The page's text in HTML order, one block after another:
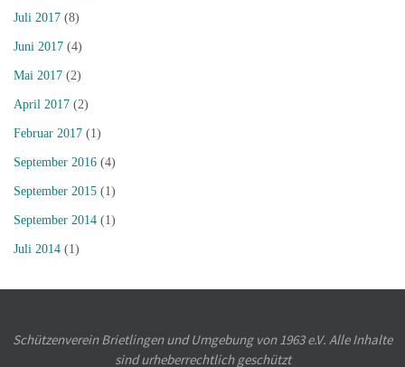
Juli 2017 (8)
Juni 2017 (4)
Mai 2017 (2)
April 2017 (2)
Februar 2017 (1)
September 2016 (4)
September 2015 (1)
September 2014 (1)
Juli 2014 (1)
Schützenverein Brietlingen und Umgebung von 1963 e.V. Alle Inhalte
sind urheberrechtlich geschützt